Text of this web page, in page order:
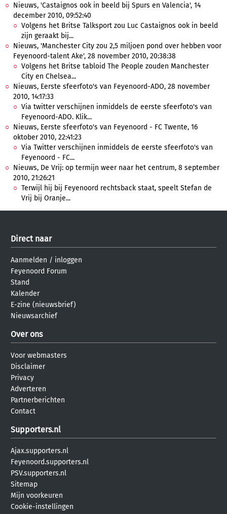
Nieuws, 'Castaignos ook in beeld bij Spurs en Valencia', 14
december 2010, 09:52:40
Volgens het Britse Talksport zou Luc Castaignos ook in beeld
zijn geraakt bij...
Nieuws, 'Manchester City zou 2,5 miljoen pond over hebben voor
Feyenoord-talent Ake', 28 november 2010, 20:38:38
Volgens het Britse tabloid The People zouden Manchester
City en Chelsea...
Nieuws, Eerste sfeerfoto's van Feyenoord-ADO, 28 november
2010, 14:17:33
Via twitter verschijnen inmiddels de eerste sfeerfoto's van
Feyenoord-ADO. Klik...
Nieuws, Eerste sfeerfoto's van Feyenoord - FC Twente, 16
oktober 2010, 22:41:23
Via Twitter verschijnen inmiddels de eerste sfeerfoto's van
Feyenoord - FC...
Nieuws, De Vrij: op termijn weer naar het centrum, 8 september
2010, 21:26:21
Terwijl hij bij Feyenoord rechtsback staat, speelt Stefan de
Vrij bij Oranje...
Direct naar
Aanmelden / inloggen
Feyenoord Forum
Stand
Kalender
E-zine (nieuwsbrief)
Nieuwsarchief
Over ons
Voor webmasters
Disclaimer
Privacy
Adverteren
Partnerberichten
Contact
Supporters.nl
Ajax.supporters.nl
Feyenoord.supporters.nl
PSV.supporters.nl
Sitemap
Mijn voorkeuren
Cookie-instellingen